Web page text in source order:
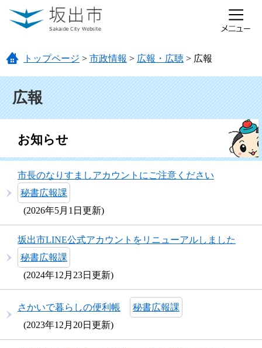
ページの先頭です。
メニューを飛ばして本文へ
トップページ > 市政情報 > 広報・広聴 > 広報
広報
お知らせ
市長のなりすましアカウントにご注意ください
秘書広報課
2026年5月1日更新
坂出市LINE公式アカウントをリニューアルしました
秘書広報課
2024年12月23日更新
さかいで暮らしの便利帳
秘書広報課
2023年12月20日更新